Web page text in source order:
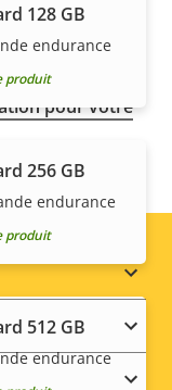
128 GB
endurance
produit
256 GB
endurance
produit
512 GB
endurance
d'autres
sur la
pour votre